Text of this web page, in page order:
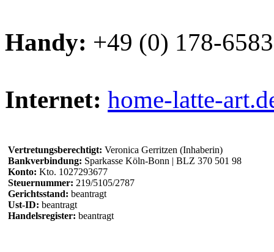
Handy: +49 (0) 178-
Internet: home-latte-
Vertretungsberechtigt: Veronica Gerritzen (Inhaberin)
Bankverbindung: Sparkasse Köln-Bonn | BLZ 370 501 98
Konto: Kto. 1027293677
Steuernummer: 219/5105/2787
Gerichtsstand: beantragt
Ust-ID: beantragt
Handelsregister: beantragt